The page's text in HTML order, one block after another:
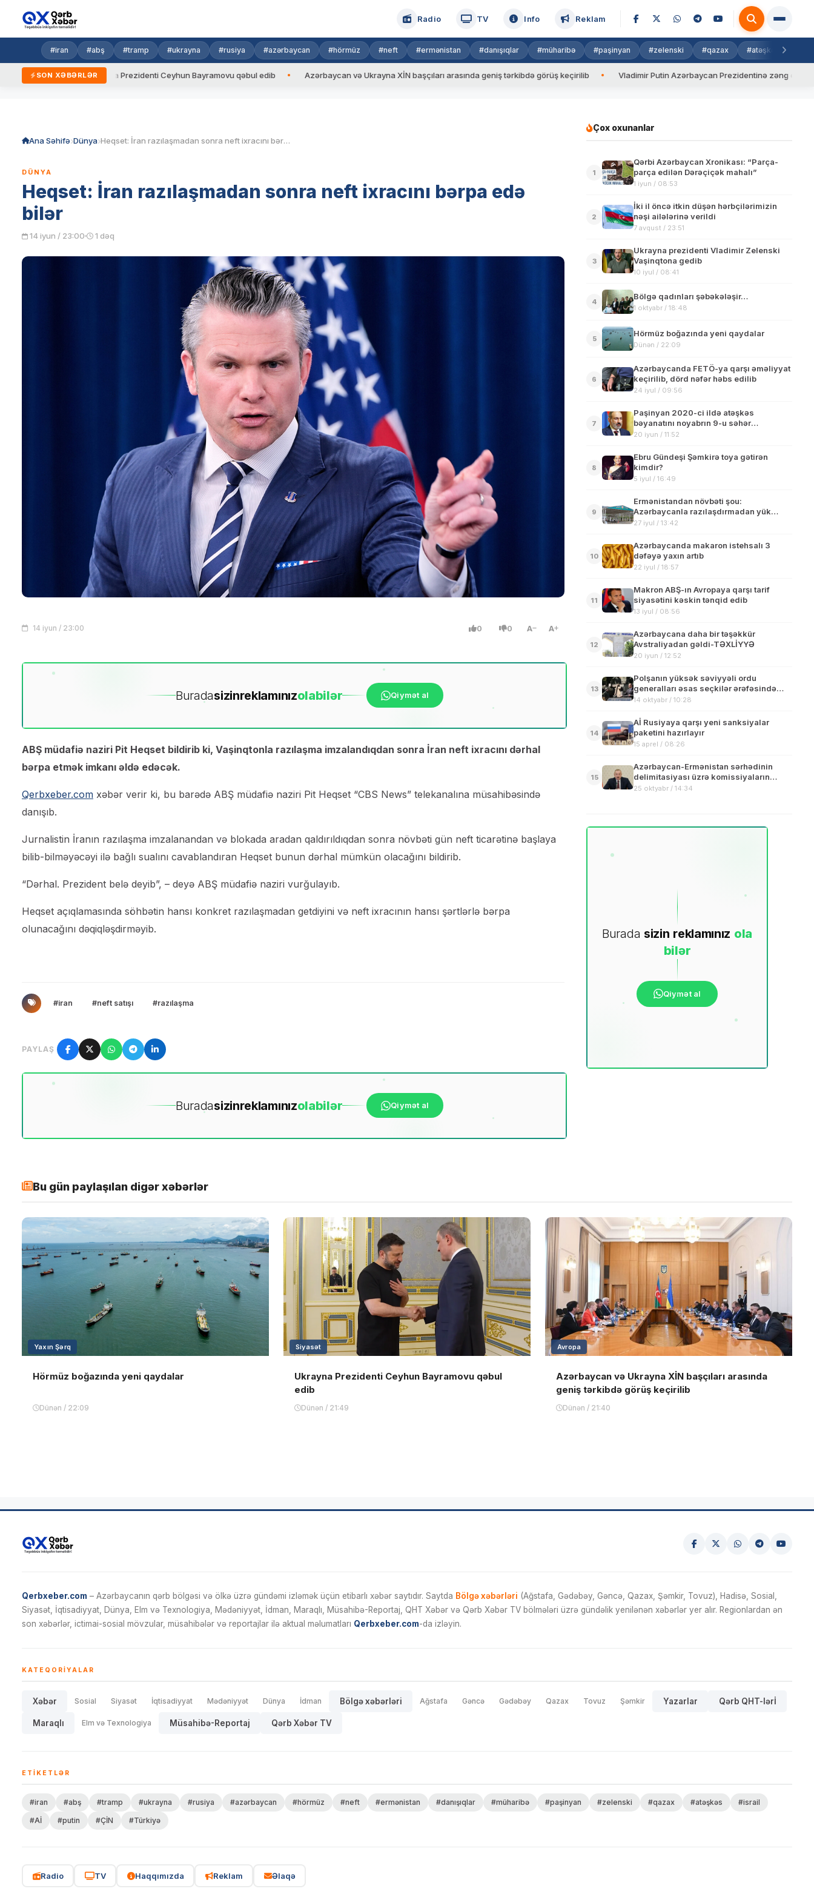
Radio TV Info Reklam
#iran #abş #tramp #ukrayna #rusiya #azərbaycan #hörmüz #neft #ermənistan #danışıqlar #müharibə #paşinyan #zelenski #qazax #atəşkəs
SON XƏBƏRLƏR
Ukrayna Prezidenti Ceyhun Bayramovu qəbul edib Azərbaycan və Ukrayna XİN başçıları arasında geniş tərkibdə görüş keçirilib Vladimir Putin Azərbaycan Prezidentinə zəng edib
Ana Səhifə Dünya Heqset: İran razılaşmadan sonra neft ixracını bərpa edə bilər
DÜNYA
Heqset: İran razılaşmadan sonra neft ixracını bərpa edə
bilər
14 iyun / 23:00 1 dəq
14 iyun / 23:00 0 0 A A
Buradasizinreklamınızolabilər Qiymət al
ABŞ müdafiə naziri Pit Heqset bildirib ki, Vaşinqtonla razılaşma imzalandıqdan sonra İran neft ixracını dərhal
bərpa etmək imkanı əldə edəcək.
Qerbxeber.com xəbər verir ki, bu barədə ABŞ müdafiə naziri Pit Heqset “CBS News” telekanalına müsahibəsində
danışıb.
Jurnalistin İranın razılaşma imzalanandan və blokada aradan qaldırıldıqdan sonra növbəti gün neft ticarətinə başlaya
bilib-bilməyəcəyi ilə bağlı sualını cavablandıran Heqset bunun dərhal mümkün olacağını bildirib.
“Dərhal. Prezident belə deyib”, – deyə ABŞ müdafiə naziri vurğulayıb.
Heqset açıqlamasında söhbətin hansı konkret razılaşmadan getdiyini və neft ixracının hansı şərtlərlə bərpa
olunacağını dəqiqləşdirməyib.
#iran #neft satışı #razılaşma
PAYLAŞ
Buradasizinreklamınızolabilər Qiymət al
Çox oxunanlar
1
Qərbi Azərbaycan Xronikası: “Parça-
parça edilən Dərəçiçək mahalı”
1 iyun / 08:53
2
İki il öncə itkin düşən hərbçilərimizin
nəşi ailələrinə verildi
7 avqust / 23:51
3
Ukrayna prezidenti Vladimir Zelenski
Vaşinqtona gedib
10 iyul / 08:41
4
Bölgə qadınları şəbəkələşir…
1 oktyabr / 18:48
5
Hörmüz boğazında yeni qaydalar
Dünən / 22:09
6
Azərbaycanda FETÖ-ya qarşı əməliyyat
keçirilib, dörd nəfər həbs edilib
24 iyul / 09:56
7
Paşinyan 2020-ci ildə atəşkəs
bəyanatını noyabrın 9-u səhər
imzaladığını bildirib
20 iyun / 11:52
8
Ebru Gündeşi Şəmkirə toya gətirən
kimdir?
5 iyul / 16:49
9
Ermənistandan növbəti şou:
Azərbaycanla razılaşdırmadan yük
maşınlarını sərhəd məntəqəsinə yığırlar
27 iyul / 13:42
10
Azərbaycanda makaron istehsalı 3
dəfəyə yaxın artıb
22 iyul / 18:57
11
Makron ABŞ-ın Avropaya qarşı tarif
siyasətini kəskin tənqid edib
13 iyul / 08:56
12
Azərbaycana daha bir təşəkkür
Avstraliyadan gəldi-TƏXLİYYƏ
20 iyun / 12:52
13
Polşanın yüksək səviyyəli ordu
generalları əsas seçkilər ərəfəsində
istefa verdilər
14 oktyabr / 10:28
14
Aİ Rusiyaya qarşı yeni sanksiyalar
paketini hazırlayır
15 aprel / 08:26
15
Azərbaycan-Ermənistan sərhədinin
delimitasiyası üzrə komissiyaların
fəaliyyəti haqqında əsasnamə
25 oktyabr / 14:34
Burada sizin reklamınız ola
bilər
Qiymət al
Bu gün paylaşılan digər xəbərlər
Yaxın Şərq
Hörmüz boğazında yeni qaydalar
Dünən / 22:09
Siyasət
Ukrayna Prezidenti Ceyhun Bayramovu qəbul
edib
Dünən / 21:49
Avropa
Azərbaycan və Ukrayna XİN başçıları arasında
geniş tərkibdə görüş keçirilib
Dünən / 21:40
Qerbxeber.com – Azərbaycanın qərb bölgəsi və ölkə üzrə gündəmi izləmək üçün etibarlı xəbər saytıdır. Saytda Bölgə xəbərləri (Ağstafa, Gədəbəy, Gəncə, Qazax, Şəmkir, Tovuz), Hadisə, Sosial,
Siyasət, İqtisadiyyat, Dünya, Elm və Texnologiya, Mədəniyyət, İdman, Maraqlı, Müsahibə-Reportaj, QHT Xəbər və Qərb Xəbər TV bölmələri üzrə gündəlik yenilənən xəbərlər yer alır. Regionlardan ən
son xəbərlər, ictimai-sosial mövzular, müsahibələr və reportajlar ilə aktual məlumatları Qerbxeber.com-da izləyin.
KATEQORIYALAR
Xəbər Sosial Siyasət İqtisadiyyat Mədəniyyət Dünya İdman Bölgə xəbərləri Ağstafa Gəncə Gədəbəy Qazax Tovuz Şəmkir Yazarlar Qərb QHT-lərİ
Maraqlı Elm və Texnologiya Müsahibə-Reportaj Qərb Xəbər TV
ETIKETLƏR
#iran #abş #tramp #ukrayna #rusiya #azərbaycan #hörmüz #neft #ermənistan #danışıqlar #müharibə #paşinyan #zelenski #qazax #atəşkəs
#israil
#Aİ
#putin #ÇİN #Türkiyə
Radio TV Haqqımızda Reklam Əlaqə